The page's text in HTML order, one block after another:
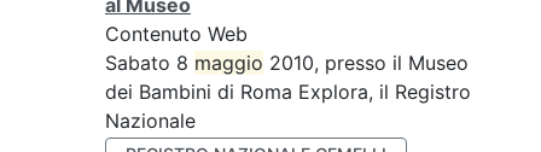
al Museo
Contenuto Web
Sabato 8 maggio 2010, presso il Museo
dei Bambini di Roma Explora, il Registro
Nazionale